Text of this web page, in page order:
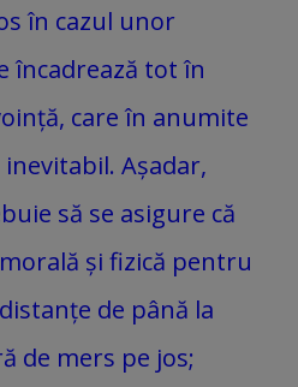
în cazul unor
încadrează tot în
care în anumite
Așadar,
să se asigure că
și fizică pentru
de până la
de mers pe jos;